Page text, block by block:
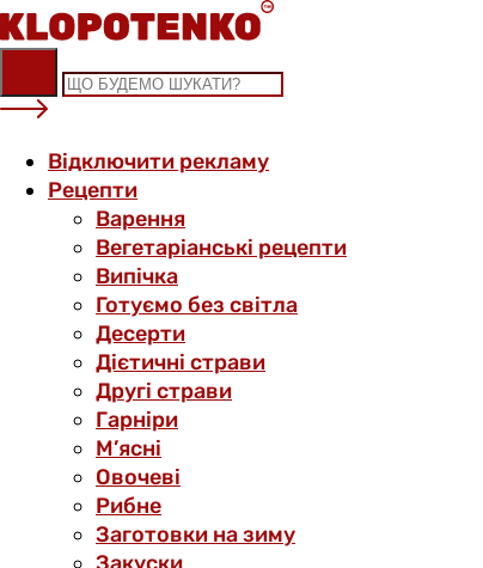
Skip
to
content
Відключити рекламу
Рецепти
Варення
Вегетаріанські рецепти
Випічка
Готуємо без світла
Десерти
Дієтичні страви
Другі страви
Гарніри
М’ясні
Овочеві
Рибне
Заготовки на зиму